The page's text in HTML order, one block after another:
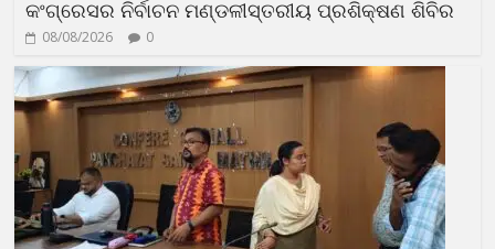
କଂଗ୍ରେସର ନିର୍ବାଚନ ମଣ୍ଡଳୀସ୍ତରୀୟ ପ୍ରଶିକ୍ଷଣ ଶିବିର
08/08/2026 0